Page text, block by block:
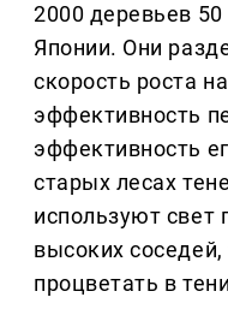
2000 деревьев
Японии. Они
скорость роста
эффективность
эффективность
старых лесах
используют свет
высоких
процветать в